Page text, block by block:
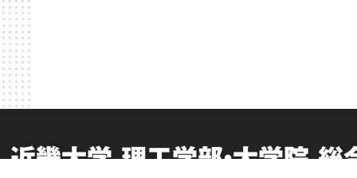
近畿大学 理工学部・大学院 総